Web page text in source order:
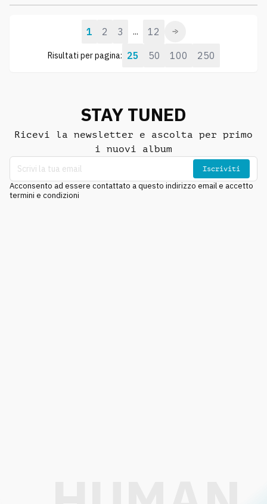
Risultati per pagina: 25 50 100 250
1 2 3 ... 12
STAY TUNED
Ricevi la newsletter e ascolta per primo
i nuovi album
Iscriviti
Acconsento ad essere contattato a questo indirizzo email e accetto
termini e condizioni